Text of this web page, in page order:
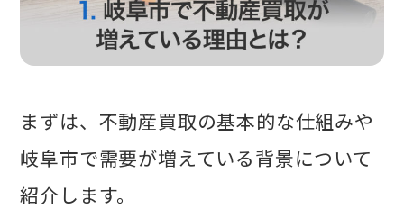
まずは、不動産買取の基本的な仕組みや
岐阜市で需要が増えている背景について
紹介します。